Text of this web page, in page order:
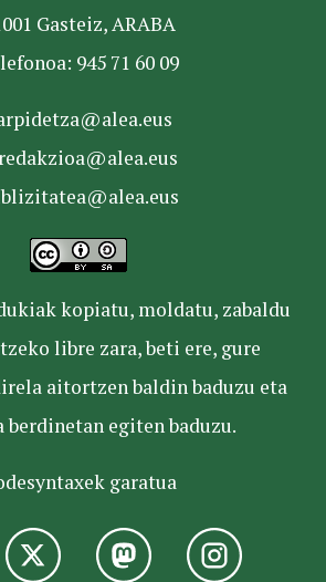
Gasteiz, ARABA
945 71 60 09
kopiatu, moldatu, zabaldu
libre zara, beti ere, gure
aitortzen baldin baduzu eta
egiten baduzu.
garatua